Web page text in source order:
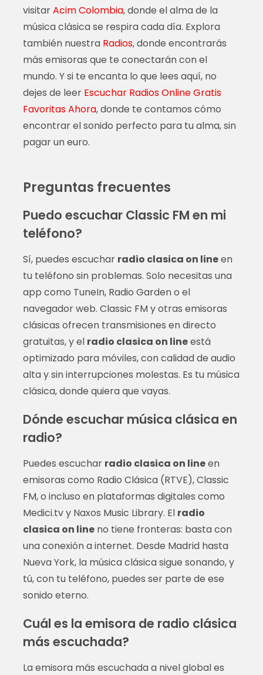
visitarAcim Colombia, donde el alma de la
música clásica se respira cada día. Explora
también nuestra Radios, donde encontrarás
más emisoras que te conectarán con el
mundo. Y si te encanta lo que lees aquí, no
dejes de leer Escuchar Radios Online Gratis
Favoritas Ahora, donde te contamos cómo
encontrar el sonido perfecto para tu alma, sin
pagar un euro.
Preguntas frecuentes
Puedo escuchar Classic FM en mi
teléfono?
Sí, puedes escuchar radio clasica on lineen
tu teléfono sin problemas. Solo necesitas una
app como TuneIn, Radio Garden o el
navegador web. Classic FM y otras emisoras
clásicas ofrecen transmisiones en directo
gratuitas, y el radio clasica on lineestá
optimizado para móviles, con calidad de audio
alta y sin interrupciones molestas. Es tu música
clásica, donde quiera que vayas.
Dónde escuchar música clásica en
radio?
Puedes escuchar radio clasica on lineen
emisoras como Radio Clásica (RTVE), Classic
FM, o incluso en plataformas digitales como
Medici.tv y Naxos Music Library. El radio
clasica on lineno tiene fronteras: basta con
una conexión a internet. Desde Madrid hasta
Nueva York, la música clásica sigue sonando, y
tú, con tu teléfono, puedes ser parte de ese
sonido eterno.
Cuál es la emisora de radio clásica
más escuchada?
La emisora más escuchada a nivel global es